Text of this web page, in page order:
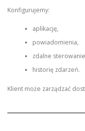
Konfigurujemy:
aplikację,
powiadomienia,
zdalne
historię zdarzeń.
Klient może zarządzać